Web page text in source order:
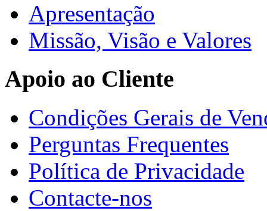
Apresentação
Missão, Visão e Valores
Apoio ao Cliente
Condições Gerais de
Perguntas Frequentes
Política de Privacidade
Contacte-nos